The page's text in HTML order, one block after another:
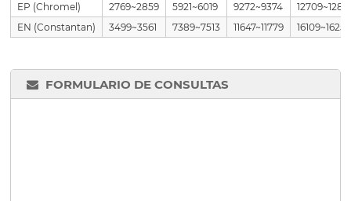
EP (Chromel)
2769~2859 5921~6019 9272~9374
EN (Constantan)
3499~3561 7389~7513 11647~11779 16109~16255
FORMULARIO DE CONSULTAS